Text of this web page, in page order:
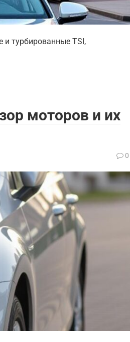
и турбированные TSI,
моторов и их
0